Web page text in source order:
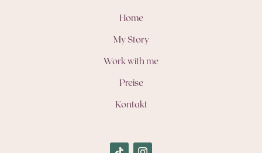
Home
My Story
Work with me
Preise
Kontakt